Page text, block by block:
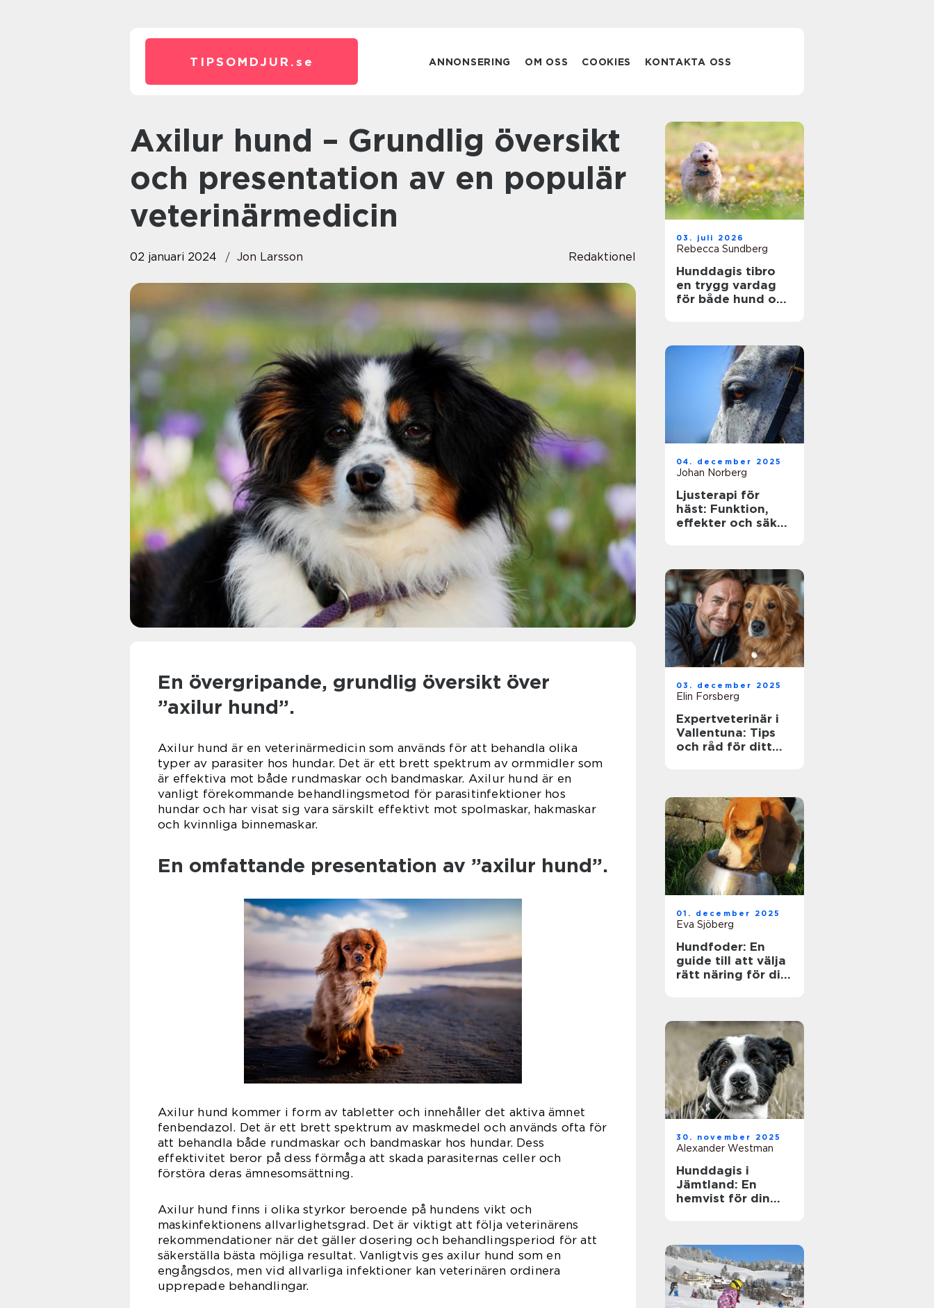
TIPSOMDJUR. se ANNONSERING OM OSS COOKIES KONTAKTA OSS
Axilur hund – Grundlig översikt
och presentation av en populär
veterinärmedicin
02 januari 2024 Jon Larsson Redaktionel
En övergripande, grundlig översikt över
”axilur hund”.
Axilur hund är en veterinärmedicin som används för att behandla olika
typer av parasiter hos hundar. Det är ett brett spektrum av ormmidler som
är effektiva mot både rundmaskar och bandmaskar. Axilur hund är en
vanligt förekommande behandlingsmetod för parasitinfektioner hos
hundar och har visat sig vara särskilt effektivt mot spolmaskar, hakmaskar
och kvinnliga binnemaskar.
En omfattande presentation av ”axilur hund”.
Axilur hund kommer i form av tabletter och innehåller det aktiva ämnet
fenbendazol. Det är ett brett spektrum av maskmedel och används ofta för
att behandla både rundmaskar och bandmaskar hos hundar. Dess
effektivitet beror på dess förmåga att skada parasiternas celler och
förstöra deras ämnesomsättning.
Axilur hund finns i olika styrkor beroende på hundens vikt och
maskinfektionens allvarlighetsgrad. Det är viktigt att följa veterinärens
rekommendationer när det gäller dosering och behandlingsperiod för att
säkerställa bästa möjliga resultat. Vanligtvis ges axilur hund som en
engångsdos, men vid allvarliga infektioner kan veterinären ordinera
upprepade behandlingar.
03. juli 2026
Rebecca Sundberg
Hunddagis tibro
en trygg vardag
för både hund och
04. december 2025
Johan Norberg
Ljusterapi för
häst: Funktion,
effekter och säker
03. december 2025
Elin Forsberg
Expertveterinär i
Vallentuna: Tips
och råd för ditt
01. december 2025
Eva Sjöberg
Hundfoder: En
guide till att välja
rätt näring för din
30. november 2025
Alexander Westman
Hunddagis i
Jämtland: En
hemvist för din